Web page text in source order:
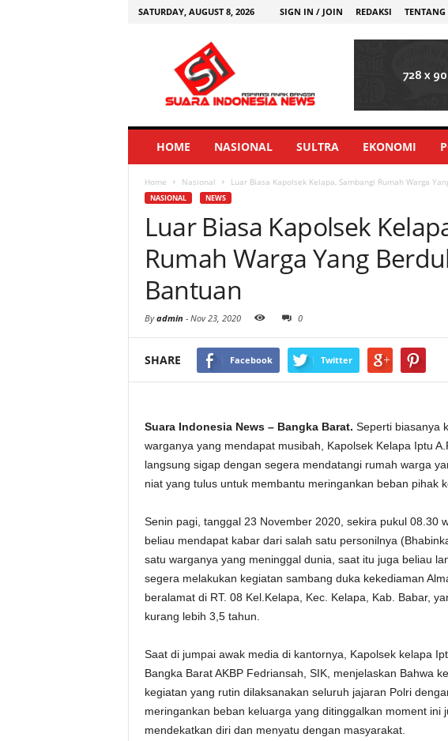
SATURDAY, AUGUST 8, 2026 SIGN IN / JOIN REDAKSI
HOME NASIONAL SULTRA EKONOMI
Home Nasional Luar Biasa Kapolsek Kelapa, Sambangi Rumah Warga
NASIONAL NEWS
Luar Biasa Kapolsek
Rumah Warga Yang
Bantuan
Byadmin - Nov 23, 2020 0
SHARE Facebook Twitter
Suara Indonesia News – Bangka Barat. Seperti biasanya
warganya yang mendapat musibah, Kapolsek Kelapa Iptu
langsung sigap dengan segera mendatangi rumah warga
niat yang tulus untuk membantu meringankan beban pihak
Senin pagi, tanggal 23 November 2020, sekira pukul 08.30
beliau mendapat kabar dari salah satu personilnya
satu warganya yang meninggal dunia, saat itu juga beliau
segera melakukan kegiatan sambang duka kekediaman
beralamat di RT. 08 Kel.Kelapa, Kec. Kelapa, Kab. Babar,
kurang lebih 3,5 tahun.
Saat di jumpai awak media di kantornya, Kapolsek kelapa
Bangka Barat AKBP Fedriansah, SIK, menjelaskan Bahwa
kegiatan yang rutin dilaksanakan seluruh jajaran Polri
meringankan beban keluarga yang ditinggalkan moment ini
mendekatkan diri dan menyatu dengan masyarakat.